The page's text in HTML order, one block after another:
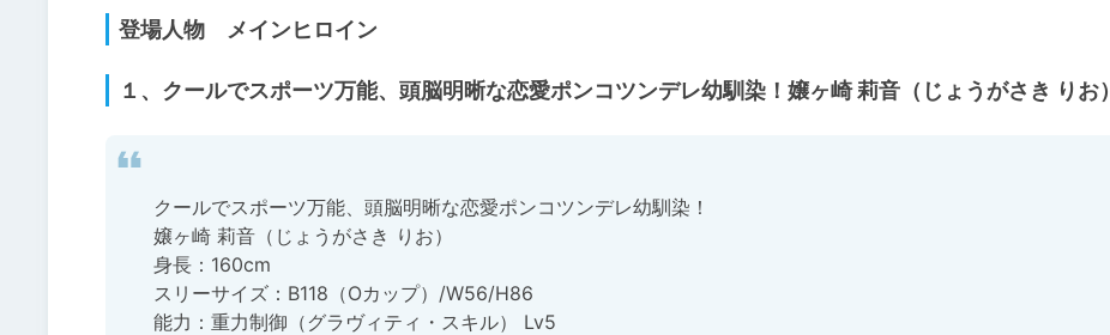
登場人物 メインヒロイン
１、クールでスポーツ万能、頭脳明晰な恋愛ポンコツンデレ幼馴染！嬢ヶ崎 莉音（じょうがさき りお）
クールでスポーツ万能、頭脳明晰な恋愛ポンコツンデレ幼馴染！
嬢ヶ崎 莉音（じょうがさき りお）
身長：160cm
スリーサイズ：B118（Oカップ）/W56/H86
能力：重力制御（グラヴィティ・スキル） Lv5